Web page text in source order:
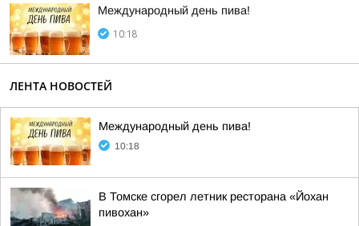
Международный день пива!
10:18
ЛЕНТА НОВОСТЕЙ
Международный день пива!
10:18
В Томске сгорел летник ресторана «Йохан
пивохан»